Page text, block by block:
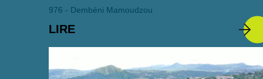
976 - Dembéni Mamoudzou
LIRE